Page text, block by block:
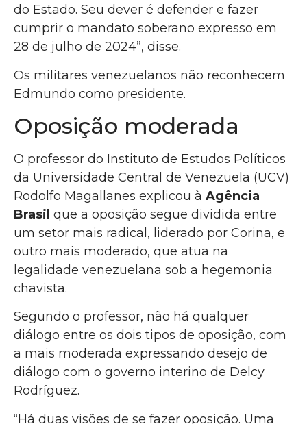
do Estado. Seu dever é defender e fazer
cumprir o mandato soberano expresso em
28 de julho de 2024”, disse.
Os militares venezuelanos não reconhecem
Edmundo como presidente.
Oposição moderada
O professor do Instituto de Estudos Políticos
da Universidade Central de Venezuela (UCV)
Rodolfo Magallanes explicou à Agência
Brasil que a oposição segue dividida entre
um setor mais radical, liderado por Corina, e
outro mais moderado, que atua na
legalidade venezuelana sob a hegemonia
chavista.
Segundo o professor, não há qualquer
diálogo entre os dois tipos de oposição, com
a mais moderada expressando desejo de
diálogo com o governo interino de Delcy
Rodríguez.
“Há duas visões de se fazer oposição. Uma